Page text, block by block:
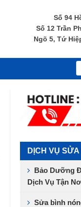
Số 94
Số 12 Trần
Ngõ 5, Tứ
DỊCH VỤ
Bảo Dưỡng
Dịch Vụ Tận
Sửa bình